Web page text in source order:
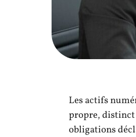
Les actifs
propre, distinct
obligations